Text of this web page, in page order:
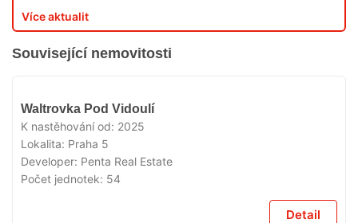
Více aktualit
Související nemovitosti
Waltrovka Pod Vidoulí
K nastěhování od: 2025
Lokalita: Praha 5
Developer: Penta Real Estate
Počet jednotek: 54
Detail